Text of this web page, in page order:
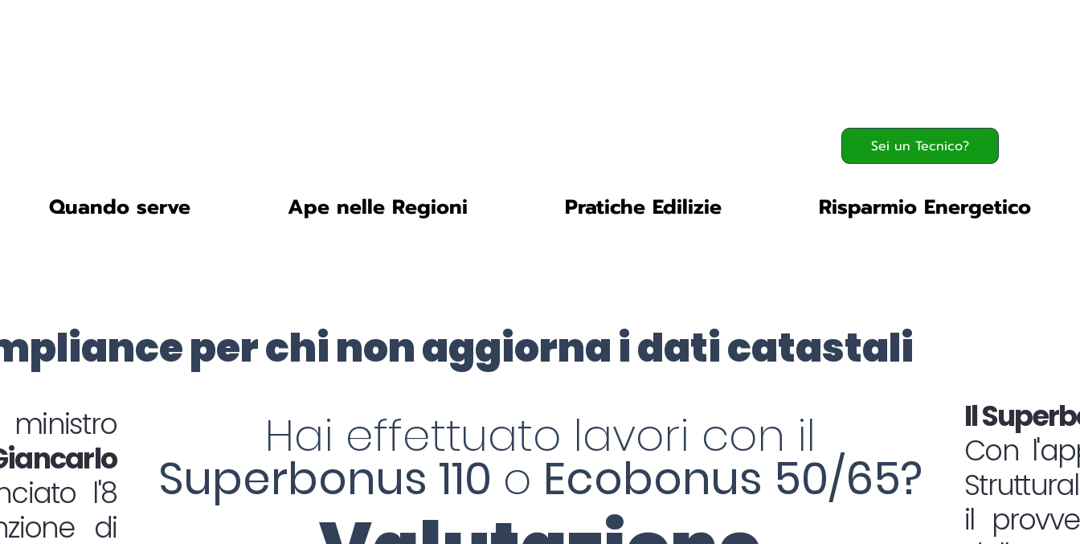
Sei un Tecnico?
per chi non aggiorna i dati catastali
l'8
di
Hai effettuato lavori con il
Superbonus 110 o Ecobonus 50/65?
Il
Con
il
Quando serve Ape nelle Regioni Pratiche Edilizie Risparmio Energetico